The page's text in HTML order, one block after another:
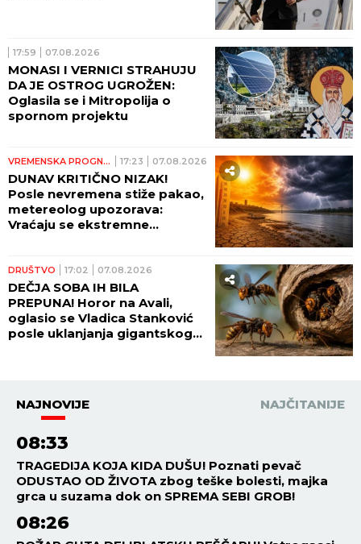
17:59 07.08.2026
MONASI I VERNICI STRAHUJU
DA JE OSTROG UGROŽEN:
Oglasila se i Mitropolija o
spornom projektu
VREMENSKA PROGNOZA 17:23 07.08.2026
DUNAV KRITIČNO NIZAK!
Posle nevremena stiže pakao,
metereolog upozorava:
Vraćaju se ekstremne
DRUŠTVO 17:02 07.08.2026
DEČJA SOBA IH BILA
PREPUNA! Horor na Avali,
oglasio se Vladica Stanković
posle uklanjanja gigantskog
NAJNOVIJE NAJČITANIJE
08:33
TRAGEDIJA KOJA KIDA DUŠU! Poznati pevač
ODUSTAO OD ŽIVOTA zbog teške bolesti, majka
grca u suzama dok on SPREMA SEBI GROB!
08:26